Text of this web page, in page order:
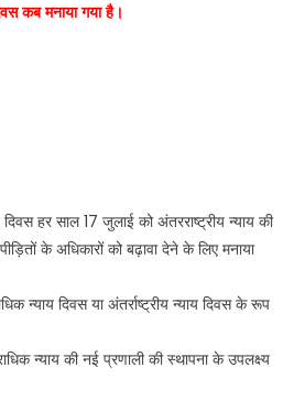
कब मनाया गया है।
दिवस हर साल 17 जुलाई को अंतरराष्ट्रीय न्याय की
के अधिकारों को बढ़ावा देने के लिए मनाया
न्याय दिवस या अंतर्राष्ट्रीय न्याय दिवस के रूप
न्याय की नई प्रणाली की स्थापना के उपलक्ष्य